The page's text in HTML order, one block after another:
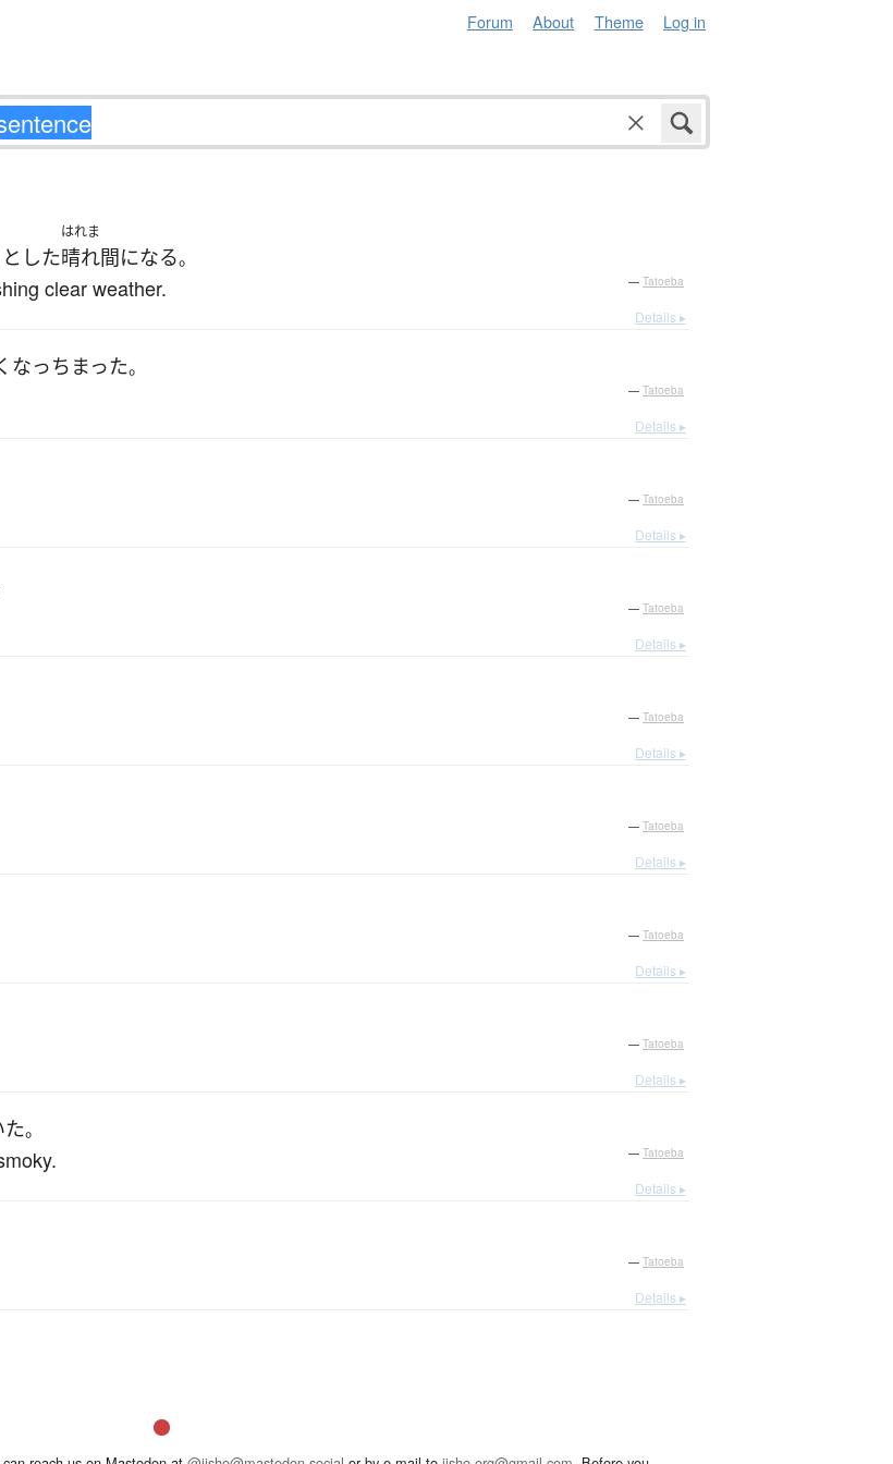
Forum About Theme Log in
した
はれま
晴れ間になる。
clear weather. — Tatoeba
Details ▸
なっちまった。
— Tatoeba
Details ▸
— Tatoeba
Details ▸
— Tatoeba
Details ▸
— Tatoeba
Details ▸
— Tatoeba
Details ▸
— Tatoeba
Details ▸
— Tatoeba
Details ▸
た。
— Tatoeba
Details ▸
— Tatoeba
Details ▸